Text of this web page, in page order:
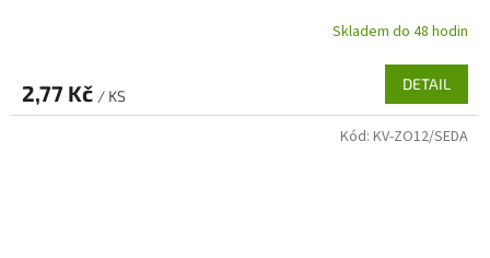
Skladem do 48 hodin
2,77 Kč / KS
DETAIL
Kód: KV-ZO12/SEDA